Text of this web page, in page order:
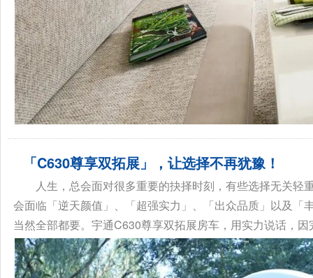
「C630尊享双拓展」，让选择不再犹豫！
人生，总会面对很多重要的抉择时刻，有些选择无关
会面临「逆天颜值」、「超强实力」、「出众品质」以及
当然全部都要。宇通C630尊享双拓展房车，用实力说话，